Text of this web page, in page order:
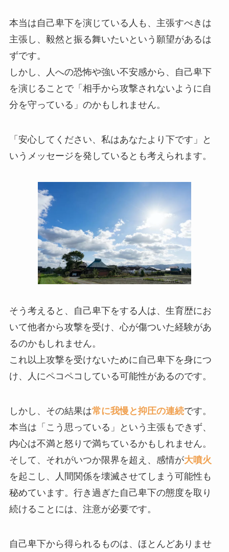
本当は自己卑下を演じている人も、主張すべきは
主張し、毅然と振る舞いたいという願望があるは
ずです。
しかし、人への恐怖や強い不安感から、自己卑下
を演じることで「相手から攻撃されないように自
分を守っている」のかもしれません。
「安心してください、私はあなたより下です」と
いうメッセージを発しているとも考えられます。
そう考えると、自己卑下をする人は、生育歴にお
いて他者から攻撃を受け、心が傷ついた経験があ
るのかもしれません。
これ以上攻撃を受けないために自己卑下を身につ
け、人にペコペコしている可能性があるのです。
しかし、その結果は常に我慢と抑圧の連続です。
本当は「こう思っている」という主張もできず、
内心は不満と怒りで満ちているかもしれません。
そして、それがいつか限界を超え、感情が大噴火
を起こし、人間関係を壊滅させてしまう可能性も
秘めています。行き過ぎた自己卑下の態度を取り
続けることには、注意が必要です。
自己卑下から得られるものは、ほとんどありませ